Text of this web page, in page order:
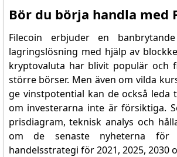
Bör du börja handla med
Filecoin erbjuder en
lagringslösning med hjälp av
kryptovaluta har blivit populär och
större börser. Men även om vilda
ge vinstpotential kan de också
om investerarna inte är försiktiga.
prisdiagram, teknisk analys och
om de senaste nyheterna
handelsstrategi för 2021, 2025, 2030